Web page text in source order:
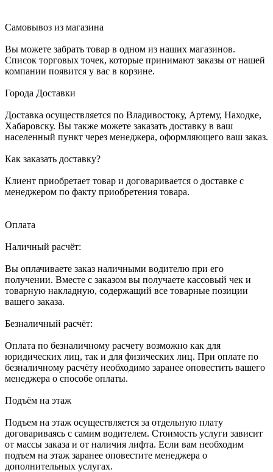
Самовывоз из магазина
Вы можете забрать товар в одном из наших магазинов.
Список торговых точек, которые принимают заказы от нашей
компании появится у вас в корзине.
Города Доставки
Доставка осуществляется по Владивостоку, Артему, Находке,
Хабаровску. Вы также можете заказать доставку в ваш
населенный пункт через менеджера, оформляющего ваш заказ.
Как заказать доставку?
Клиент приобретает товар и договаривается о доставке с
менеджером по факту приобретения товара.
Оплата
Наличный расчёт:
Вы оплачиваете заказ наличными водителю при его
получении. Вместе с заказом вы получаете кассовый чек и
товарную накладную, содержащий все товарные позиции
вашего заказа.
Безналичный расчёт:
Оплата по безналичному расчету возможно как для
юридических лиц, так и для физических лиц. При оплате по
безналичному расчёту необходимо заранее оповестить вашего
менеджера о способе оплаты.
Подъём на этаж
Подъем на этаж осуществляется за отдельную плату
договариваясь с самим водителем. Стоимость услуги зависит
от массы заказа и от наличия лифта. Если вам необходим
подъем на этаж заранее оповестите менеджера о
дополнительных услугах.